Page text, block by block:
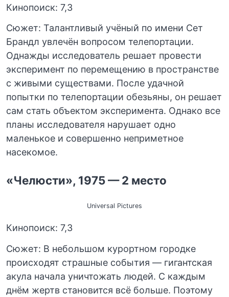
Кинопоиск: 7,3
Сюжет: Талантливый учёный по имени Сет
Брандл увлечён вопросом телепортации.
Однажды исследователь решает провести
эксперимент по перемещению в пространстве
с живыми существами. После удачной
попытки по телепортации обезьяны, он решает
сам стать объектом эксперимента. Однако все
планы исследователя нарушает одно
маленькое и совершенно неприметное
насекомое.
«Челюсти», 1975 — 2 место
Universal Pictures
Кинопоиск: 7,3
Сюжет: В небольшом курортном городке
происходят страшные события — гигантская
акула начала уничтожать людей. С каждым
днём жертв становится всё больше. Поэтому